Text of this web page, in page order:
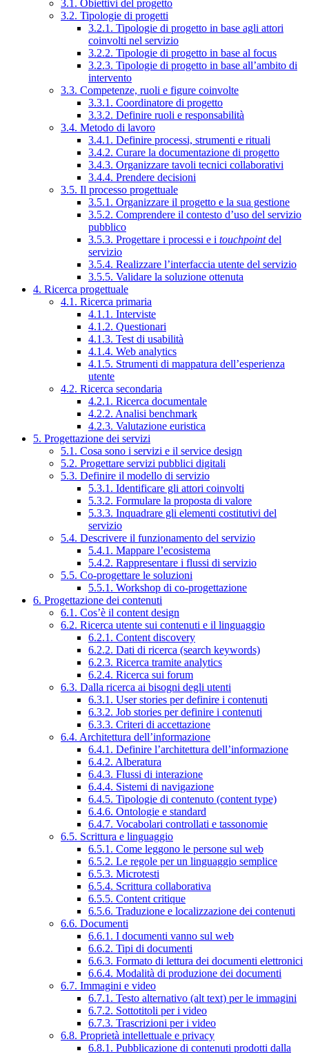
3.1. Obiettivi del progetto
3.2. Tipologie di progetti
3.2.1. Tipologie di progetto in base agli attori
coinvolti nel servizio
3.2.2. Tipologie di progetto in base al focus
3.2.3. Tipologie di progetto in base all’ambito di
intervento
3.3. Competenze, ruoli e figure coinvolte
3.3.1. Coordinatore di progetto
3.3.2. Definire ruoli e responsabilità
3.4. Metodo di lavoro
3.4.1. Definire processi, strumenti e rituali
3.4.2. Curare la documentazione di progetto
3.4.3. Organizzare tavoli tecnici collaborativi
3.4.4. Prendere decisioni
3.5. Il processo progettuale
3.5.1. Organizzare il progetto e la sua gestione
3.5.2. Comprendere il contesto d’uso del servizio
pubblico
3.5.3. Progettare i processi e i touchpointdel
servizio
3.5.4. Realizzare l’interfaccia utente del servizio
3.5.5. Validare la soluzione ottenuta
4. Ricerca progettuale
4.1. Ricerca primaria
4.1.1. Interviste
4.1.2. Questionari
4.1.3. Test di usabilità
4.1.4. Web analytics
4.1.5. Strumenti di mappatura dell’esperienza
utente
4.2. Ricerca secondaria
4.2.1. Ricerca documentale
4.2.2. Analisi benchmark
4.2.3. Valutazione euristica
5. Progettazione dei servizi
5.1. Cosa sono i servizi e il service design
5.2. Progettare servizi pubblici digitali
5.3. Definire il modello di servizio
5.3.1. Identificare gli attori coinvolti
5.3.2. Formulare la proposta di valore
5.3.3. Inquadrare gli elementi costitutivi del
servizio
5.4. Descrivere il funzionamento del servizio
5.4.1. Mappare l’ecosistema
5.4.2. Rappresentare i flussi di servizio
5.5. Co-progettare le soluzioni
5.5.1. Workshop di co-progettazione
6. Progettazione dei contenuti
6.1. Cos’è il content design
6.2. Ricerca utente sui contenuti e il linguaggio
6.2.1. Content discovery
6.2.2. Dati di ricerca (search keywords)
6.2.3. Ricerca tramite analytics
6.2.4. Ricerca sui forum
6.3. Dalla ricerca ai bisogni degli utenti
6.3.1. User stories per definire i contenuti
6.3.2. Job stories per definire i contenuti
6.3.3. Criteri di accettazione
6.4. Architettura dell’informazione
6.4.1. Definire l’architettura dell’informazione
6.4.2. Alberatura
6.4.3. Flussi di interazione
6.4.4. Sistemi di navigazione
6.4.5. Tipologie di contenuto (content type)
6.4.6. Ontologie e standard
6.4.7. Vocabolari controllati e tassonomie
6.5. Scrittura e linguaggio
6.5.1. Come leggono le persone sul web
6.5.2. Le regole per un linguaggio semplice
6.5.3. Microtesti
6.5.4. Scrittura collaborativa
6.5.5. Content critique
6.5.6. Traduzione e localizzazione dei contenuti
6.6. Documenti
6.6.1. I documenti vanno sul web
6.6.2. Tipi di documenti
6.6.3. Formato di lettura dei documenti elettronici
6.6.4. Modalità di produzione dei documenti
6.7. Immagini e video
6.7.1. Testo alternativo (alt text) per le immagini
6.7.2. Sottotitoli per i video
6.7.3. Trascrizioni per i video
6.8. Proprietà intellettuale e privacy
6.8.1. Pubblicazione di contenuti prodotti dalla